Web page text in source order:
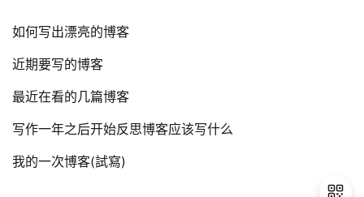
如何写出漂亮的博客
近期要写的博客
最近在看的几篇博客
写作一年之后开始反思博客应该写什么
我的一次博客(試寫)